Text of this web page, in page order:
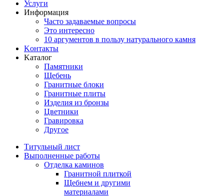
Услуги
Информация
Часто задаваемые вопросы
Это интересно
10 аргументов в пользу натурального камня
Koнтакты
Kаталог
Памятники
Щебень
Гранитные блоки
Гранитные плиты
Изделия из бронзы
Цветники
Гравировка
Другое
Титульный лист
Выполненные работы
Отделка каминов
Гранитной плиткой
Щебнем и другими
материалами